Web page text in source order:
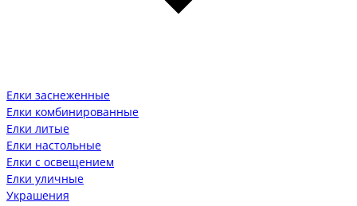
Елки заснеженные
Елки комбинированные
Елки литые
Елки настольные
Елки с освещением
Елки уличные
Украшения